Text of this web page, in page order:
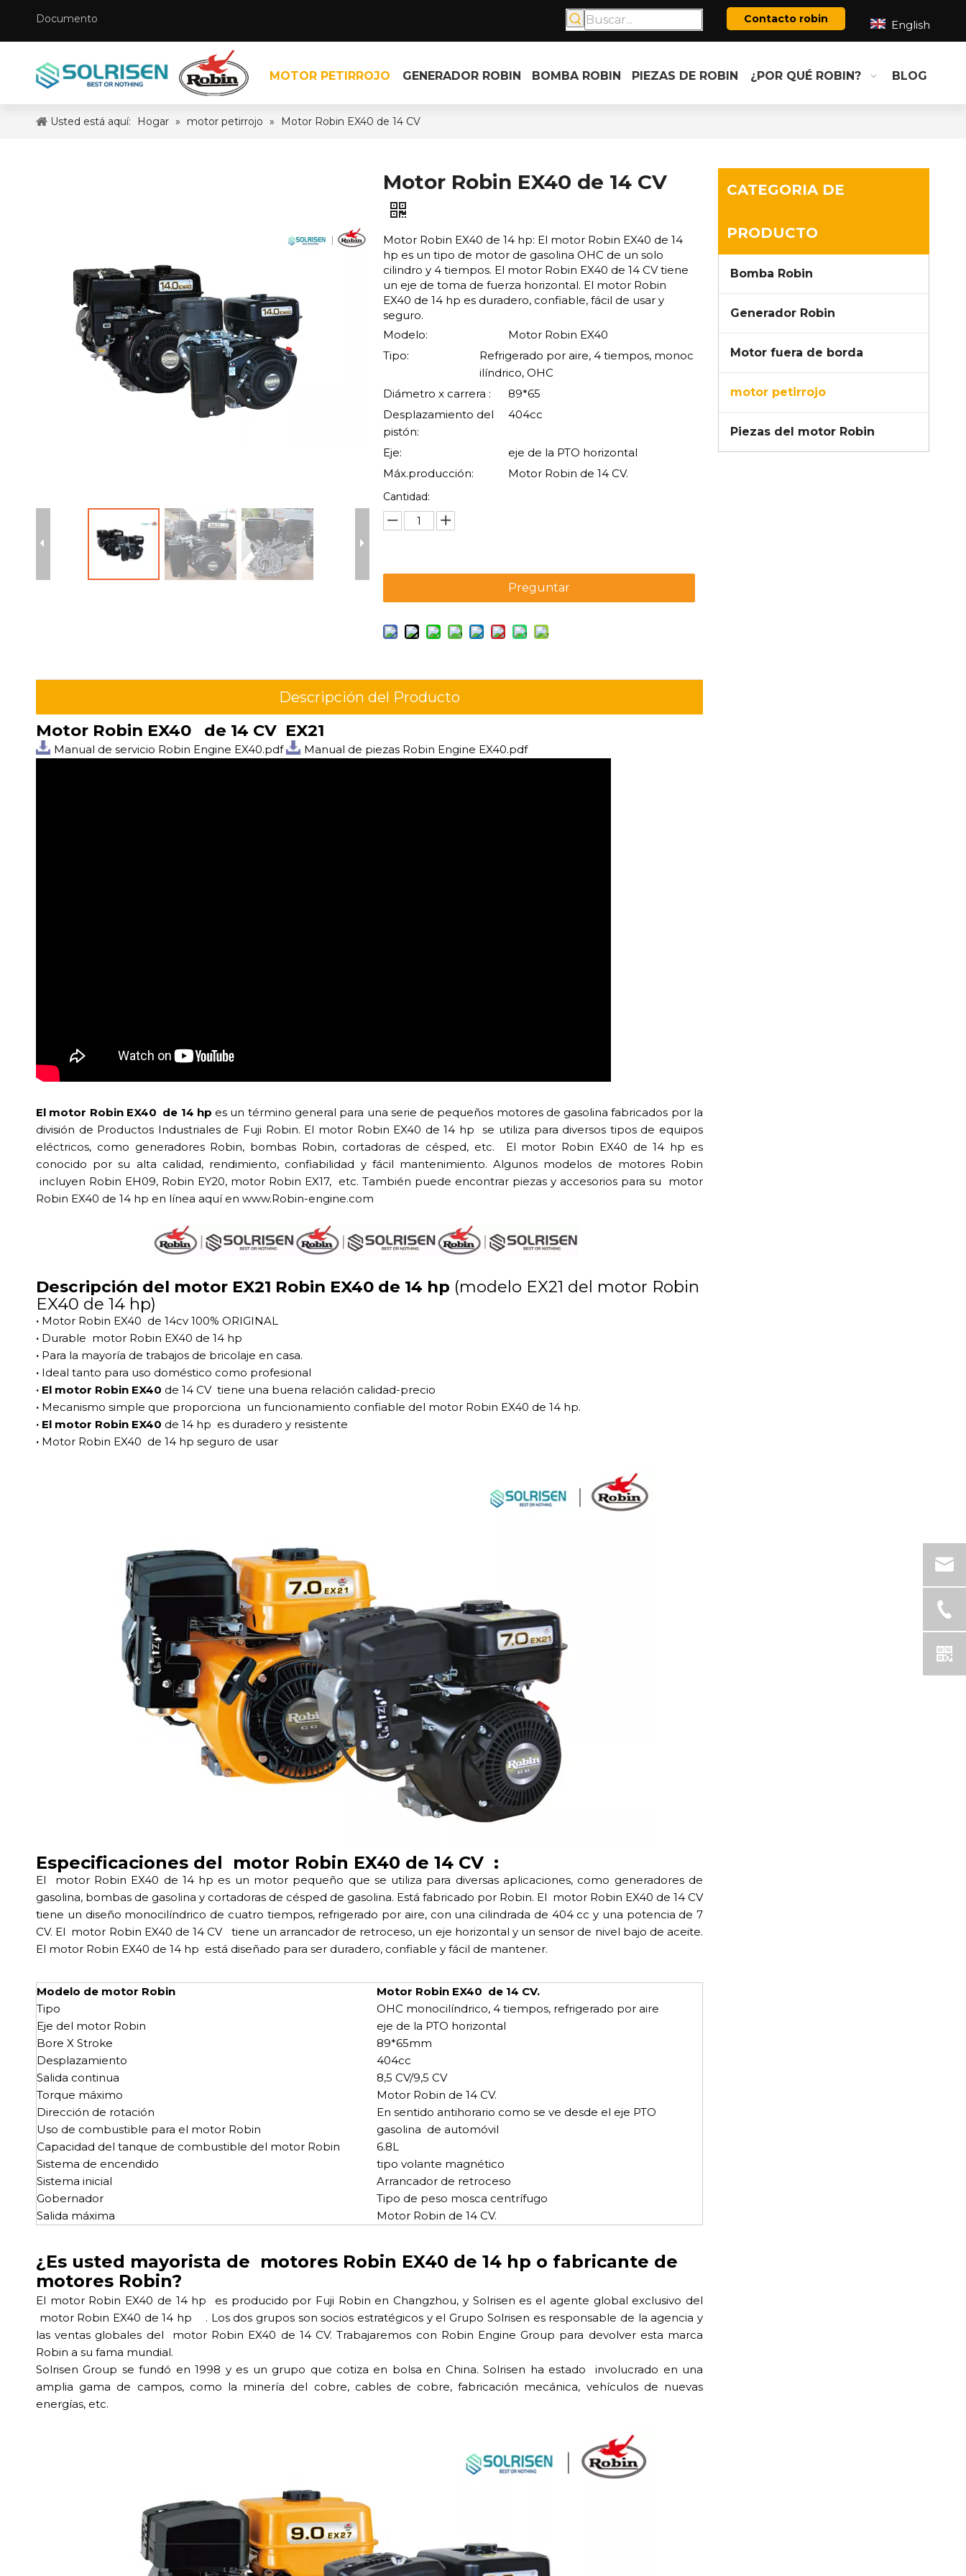
Documento Contacto robin English
MOTOR PETIRROJO GENERADOR ROBIN BOMBA ROBIN PIEZAS DE ROBIN ¿POR QUÉ ROBIN? BLOG
Usted está aquí: Hogar » motor petirrojo » Motor Robin EX40 de 14 CV
Motor Robin EX40 de 14 CV
Motor Robin EX40 de 14 hp: El motor Robin EX40 de 14
hp es un tipo de motor de gasolina OHC de un solo
cilindro y 4 tiempos. El motor Robin EX40 de 14 CV tiene
un eje de toma de fuerza horizontal. El motor Robin
EX40 de 14 hp es duradero, confiable, fácil de usar y
seguro.
Modelo:
Motor Robin EX40
Tipo:
Refrigerado por aire, 4 tiempos, monoc
ilíndrico, OHC
Diámetro x carrera :
89*65
Desplazamiento del
pistón:
404cc
Eje:
eje de la PTO horizontal
Máx.producción:
Motor Robin de 14 CV.
Cantidad:
Preguntar
Descripción del Producto
Motor Robin EX40 de 14 CV EX21
Manual de servicio Robin Engine EX40.pdf Manual de piezas Robin Engine EX40.pdf
El motor Robin EX40 de 14 hp es un término general para una serie de pequeños motores de gasolina fabricados por la
división de Productos Industriales de Fuji Robin. El motor Robin EX40 de 14 hp se utiliza para diversos tipos de equipos
eléctricos, como generadores Robin, bombas Robin, cortadoras de césped, etc. El motor Robin EX40 de 14 hp es
conocido por su alta calidad, rendimiento, confiabilidad y fácil mantenimiento. Algunos modelos de motores Robin
incluyen Robin EH09, Robin EY20, motor Robin EX17, etc. También puede encontrar piezas y accesorios para su motor
Robin EX40 de 14 hp en línea aquí en www.Robin-engine.com
Descripción del motor EX21 Robin EX40 de 14 hp (modelo EX21 del motor Robin
EX40 de 14 hp)
· Motor Robin EX40 de 14cv 100% ORIGINAL
· Durable motor Robin EX40 de 14 hp
· Para la mayoría de trabajos de bricolaje en casa.
· Ideal tanto para uso doméstico como profesional
· El motor Robin EX40 de 14 CV tiene una buena relación calidad-precio
· Mecanismo simple que proporciona un funcionamiento confiable del motor Robin EX40 de 14 hp.
· El motor Robin EX40 de 14 hp es duradero y resistente
· Motor Robin EX40 de 14 hp seguro de usar
Especificaciones del motor Robin EX40 de 14 CV :
El motor Robin EX40 de 14 hp es un motor pequeño que se utiliza para diversas aplicaciones, como generadores de
gasolina, bombas de gasolina y cortadoras de césped de gasolina. Está fabricado por Robin. El motor Robin EX40 de 14 CV
tiene un diseño monocilíndrico de cuatro tiempos, refrigerado por aire, con una cilindrada de 404 cc y una potencia de 7
CV. El motor Robin EX40 de 14 CV tiene un arrancador de retroceso, un eje horizontal y un sensor de nivel bajo de aceite.
El motor Robin EX40 de 14 hp está diseñado para ser duradero, confiable y fácil de mantener.
Modelo de motor Robin
Motor Robin EX40 de 14 CV.
Tipo
OHC monocilíndrico, 4 tiempos, refrigerado por aire
Eje del motor Robin
eje de la PTO horizontal
Bore X Stroke
89*65mm
Desplazamiento
404cc
Salida continua
8,5 CV/9,5 CV
Torque máximo
Motor Robin de 14 CV.
Dirección de rotación
En sentido antihorario como se ve desde el eje PTO
Uso de combustible para el motor Robin
gasolina de automóvil
Capacidad del tanque de combustible del motor Robin
6.8L
Sistema de encendido
tipo volante magnético
Sistema inicial
Arrancador de retroceso
Gobernador
Tipo de peso mosca centrífugo
Salida máxima
Motor Robin de 14 CV.
¿Es usted mayorista de motores Robin EX40 de 14 hp o fabricante de
motores Robin?
El motor Robin EX40 de 14 hp es producido por Fuji Robin en Changzhou, y Solrisen es el agente global exclusivo del
motor Robin EX40 de 14 hp . Los dos grupos son socios estratégicos y el Grupo Solrisen es responsable de la agencia y
las ventas globales del motor Robin EX40 de 14 CV. Trabajaremos con Robin Engine Group para devolver esta marca
Robin a su fama mundial.
Solrisen Group se fundó en 1998 y es un grupo que cotiza en bolsa en China. Solrisen ha estado involucrado en una
amplia gama de campos, como la minería del cobre, cables de cobre, fabricación mecánica, vehículos de nuevas
energías, etc.
CATEGORIA DE
PRODUCTO
Bomba Robin
Generador Robin
Motor fuera de borda
motor petirrojo
Piezas del motor Robin